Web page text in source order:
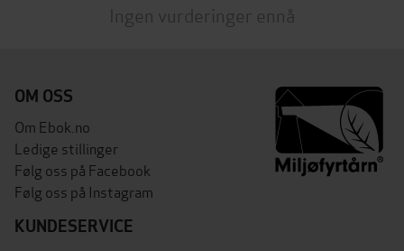
Ingen vurderinger ennå
OM OSS
Om Ebok.no
Ledige stillinger
Følg oss på Facebook
Følg oss på Instagram
KUNDESERVICE